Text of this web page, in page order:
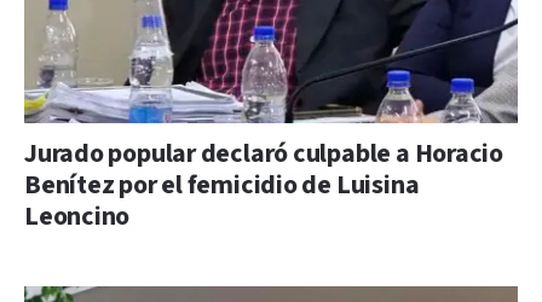
Jurado popular declaró culpable a Horacio
Benítez por el femicidio de Luisina
Leoncino